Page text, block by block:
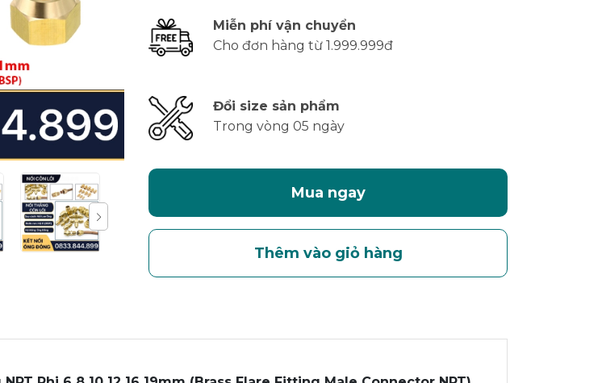
Miễn phí vận chuyển
Cho đơn hàng từ 1.999.999đ
Đổi size sản phẩm
Trong vòng 05 ngày
Mua ngay
Thêm vào giỏ hàng